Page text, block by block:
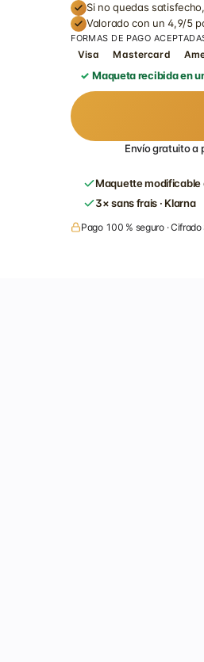
Si no quedas
Valorado con un 4,9/5
FORMAS DE PAGO
Visa Mastercard
Maqueta recibida en
Envío gratuito a
Maquette modificable
3× sans frais · Klarna
Pago 100 % seguro · Cifrado